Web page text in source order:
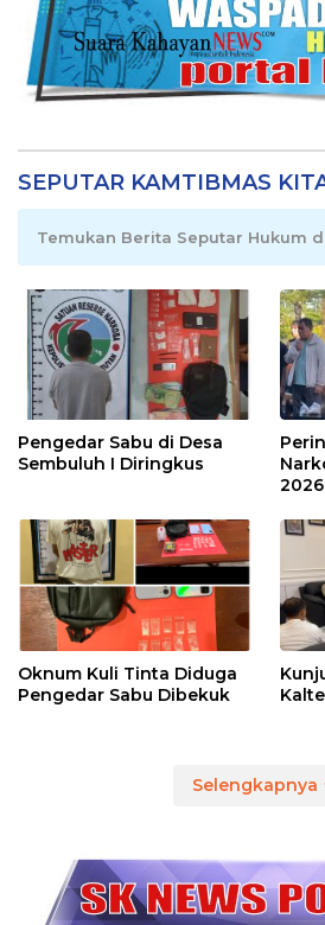
SEPUTAR KAMTIBMAS
Temukan Berita Seputar Hukum
Pengedar Sabu di Desa
Sembuluh I Diringkus
2026
Oknum Kuli Tinta Diduga
Pengedar Sabu Dibekuk
Selengkapnya